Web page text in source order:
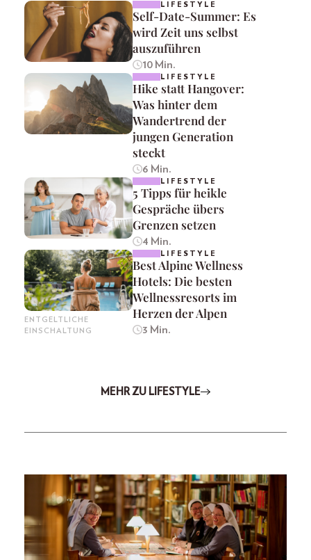
LIFESTYLE
Self-Date-Summer: Es
wird Zeit uns selbst
auszuführen
10 Min.
LIFESTYLE
Hike statt Hangover:
Was hinter dem
Wandertrend der
jungen Generation
steckt
6 Min.
LIFESTYLE
5 Tipps für heikle
Gespräche übers
Grenzen setzen
4 Min.
ENTGELTLICHE
EINSCHALTUNG
LIFESTYLE
Best Alpine Wellness
Hotels: Die besten
Wellnessresorts im
Herzen der Alpen
3 Min.
MEHR ZU LIFESTYLE